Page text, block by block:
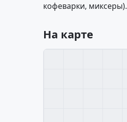
кофеварки, миксеры).
На карте